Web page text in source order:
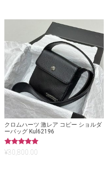
クロムハーツ 激レア コピー ショルダ
ーバッグ Kul62196
5段階中
5.00
¥30,800.00